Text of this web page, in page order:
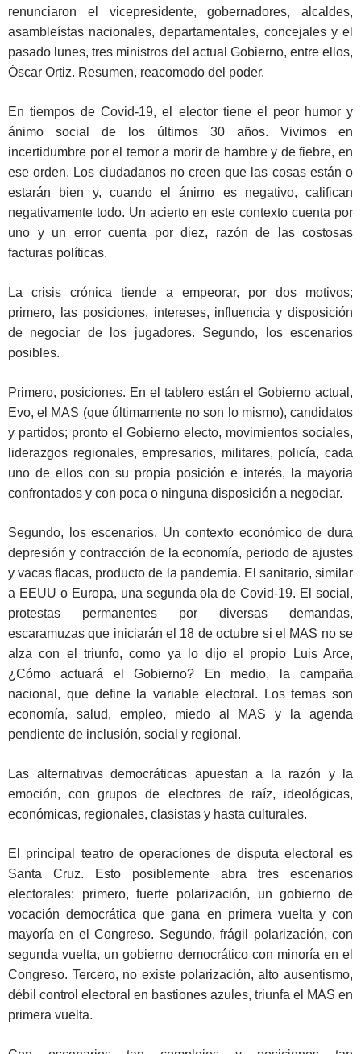
renunciaron el vicepresidente, gobernadores, alcaldes,
asambleístas nacionales, departamentales, concejales y el
pasado lunes, tres ministros del actual Gobierno, entre ellos,
Óscar Ortiz. Resumen, reacomodo del poder.
En tiempos de Covid-19, el elector tiene el peor humor y
ánimo social de los últimos 30 años. Vivimos en
incertidumbre por el temor a morir de hambre y de fiebre, en
ese orden. Los ciudadanos no creen que las cosas están o
estarán bien y, cuando el ánimo es negativo, califican
negativamente todo. Un acierto en este contexto cuenta por
uno y un error cuenta por diez, razón de las costosas
facturas políticas.
La crisis crónica tiende a empeorar, por dos motivos;
primero, las posiciones, intereses, influencia y disposición
de negociar de los jugadores. Segundo, los escenarios
posibles.
Primero, posiciones. En el tablero están el Gobierno actual,
Evo, el MAS (que últimamente no son lo mismo), candidatos
y partidos; pronto el Gobierno electo, movimientos sociales,
liderazgos regionales, empresarios, militares, policía, cada
uno de ellos con su propia posición e interés, la mayoria
confrontados y con poca o ninguna disposición a negociar.
Segundo, los escenarios. Un contexto económico de dura
depresión y contracción de la economía, periodo de ajustes
y vacas flacas, producto de la pandemia. El sanitario, similar
a EEUU o Europa, una segunda ola de Covid-19. El social,
protestas permanentes por diversas demandas,
escaramuzas que iniciarán el 18 de octubre si el MAS no se
alza con el triunfo, como ya lo dijo el propio Luis Arce,
¿Cómo actuará el Gobierno? En medio, la campaña
nacional, que define la variable electoral. Los temas son
economía, salud, empleo, miedo al MAS y la agenda
pendiente de inclusión, social y regional.
Las alternativas democráticas apuestan a la razón y la
emoción, con grupos de electores de raíz, ideológicas,
económicas, regionales, clasistas y hasta culturales.
El principal teatro de operaciones de disputa electoral es
Santa Cruz. Esto posiblemente abra tres escenarios
electorales: primero, fuerte polarización, un gobierno de
vocación democrática que gana en primera vuelta y con
mayoría en el Congreso. Segundo, frágil polarización, con
segunda vuelta, un gobierno democrático con minoría en el
Congreso. Tercero, no existe polarización, alto ausentismo,
débil control electoral en bastiones azules, triunfa el MAS en
primera vuelta.